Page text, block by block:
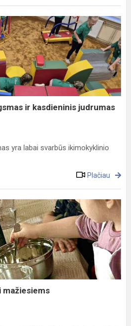
ir kasdieninis judrumas
yra labai svarbūs ikimokyklinio
Plačiau
mažiesiems